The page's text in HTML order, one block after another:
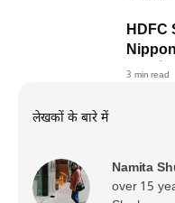
HDFC
Nippon
शुरू हो
3 min read
लेखकों के बारे में
Namita
over 15